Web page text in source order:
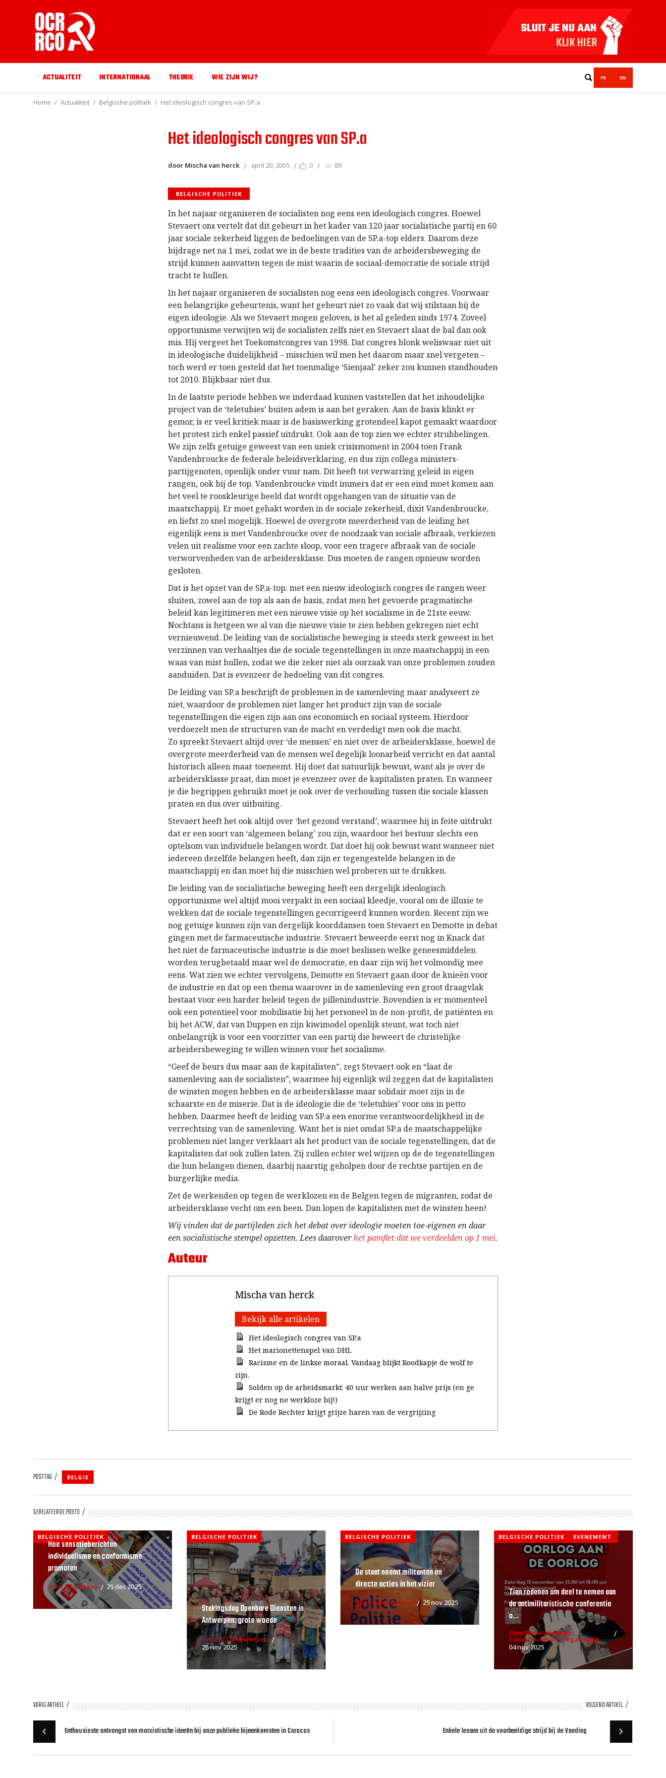
ACTUALITEIT INTERNATIONAAL THEORIE WIE ZIJN WIJ? FR EN
Home Actualiteit Belgische politiek Het ideologisch congres van SP.a
Het ideologisch congres van SP.a
door Mischa van herck april 20, 2005 0 89
BELGISCHE POLITIEK
In het najaar organiseren de socialisten nog eens een ideologisch congres. Hoewel
Stevaert ons vertelt dat dit gebeurt in het kader van 120 jaar socialistische partij en 60
jaar sociale zekerheid liggen de bedoelingen van de SP.a-top elders. Daarom deze
bijdrage net na 1 mei, zodat we in de beste tradities van de arbeidersbeweging de
strijd kunnen aanvatten tegen de mist waarin de sociaal-democratie de sociale strijd
tracht te hullen.
In het najaar organiseren de socialisten nog eens een ideologisch congres. Voorwaar
een belangrijke gebeurtenis, want het gebeurt niet zo vaak dat wij stilstaan bij de
eigen ideologie. Als we Stevaert mogen geloven, is het al geleden sinds 1974. Zoveel
opportunisme verwijten wij de socialisten zelfs niet en Stevaert slaat de bal dan ook
mis. Hij vergeet het Toekomstcongres van 1998. Dat congres blonk weliswaar niet uit
in ideologische duidelijkheid – misschien wil men het daarom maar snel vergeten –
toch werd er toen gesteld dat het toenmalige ‘Sienjaal’ zeker zou kunnen standhouden
tot 2010. Blijkbaar niet dus.
In de laatste periode hebben we inderdaad kunnen vaststellen dat het inhoudelijke
project van de ‘teletubies’ buiten adem is aan het geraken. Aan de basis klinkt er
gemor, is er veel kritiek maar is de basiswerking grotendeel kapot gemaakt waardoor
het protest zich enkel passief uitdrukt. Ook aan de top zien we echter strubbelingen.
We zijn zelfs getuige geweest van een uniek crisismoment in 2004 toen Frank
Vandenbroucke de federale beleidsverklaring, en dus zijn collega ministers-
partijgenoten, openlijk onder vuur nam. Dit heeft tot verwarring geleid in eigen
rangen, ook bij de top. Vandenbroucke vindt immers dat er een eind moet komen aan
het veel te rooskleurige beeld dat wordt opgehangen van de situatie van de
maatschappij. Er moet gehakt worden in de sociale zekerheid, dixit Vandenbroucke,
en liefst zo snel mogelijk. Hoewel de overgrote meerderheid van de leiding het
eigenlijk eens is met Vandenbroucke over de noodzaak van sociale afbraak, verkiezen
velen uit realisme voor een zachte sloop, voor een tragere afbraak van de sociale
verworvenheden van de arbeidersklasse. Dus moeten de rangen opnieuw worden
gesloten.
Dat is het opzet van de SP.a-top: met een nieuw ideologisch congres de rangen weer
sluiten, zowel aan de top als aan de basis, zodat men het gevoerde pragmatische
beleid kan legitimeren met een nieuwe visie op het socialisme in de 21ste eeuw.
Nochtans is hetgeen we al van die nieuwe visie te zien hebben gekregen niet echt
vernieuwend. De leiding van de socialistische beweging is steeds sterk geweest in het
verzinnen van verhaaltjes die de sociale tegenstellingen in onze maatschappij in een
waas van mist hullen, zodat we die zeker niet als oorzaak van onze problemen zouden
aanduiden. Dat is evenzeer de bedoeling van dit congres.
De leiding van SP.a beschrijft de problemen in de samenleving maar analyseert ze
niet, waardoor de problemen niet langer het product zijn van de sociale
tegenstellingen die eigen zijn aan ons economisch en sociaal systeem. Hierdoor
verdoezelt men de structuren van de macht en verdedigt men ook die macht.
Zo spreekt Stevaert altijd over ‘de mensen’ en niet over de arbeidersklasse, hoewel de
overgrote meerderheid van de mensen wel degelijk loonarbeid verricht en dat aantal
historisch alleen maar toeneemt. Hij doet dat natuurlijk bewust, want als je over de
arbeidersklasse praat, dan moet je evenzeer over de kapitalisten praten. En wanneer
je die begrippen gebruikt moet je ook over de verhouding tussen die sociale klassen
praten en dus over uitbuiting.
Stevaert heeft het ook altijd over ‘het gezond verstand’, waarmee hij in feite uitdrukt
dat er een soort van ‘algemeen belang’ zou zijn, waardoor het bestuur slechts een
optelsom van individuele belangen wordt. Dat doet hij ook bewust want wanneer niet
iedereen dezelfde belangen heeft, dan zijn er tegengestelde belangen in de
maatschappij en dan moet hij die misschien wel proberen uit te drukken.
De leiding van de socialistische beweging heeft een dergelijk ideologisch
opportunisme wel altijd mooi verpakt in een sociaal kleedje, vooral om de illusie te
wekken dat de sociale tegenstellingen gecorrigeerd kunnen worden. Recent zijn we
nog getuige kunnen zijn van dergelijk koorddansen toen Stevaert en Demotte in debat
gingen met de farmaceutische industrie. Stevaert beweerde eerst nog in Knack dat
het niet de farmaceutische industrie is die moet beslissen welke geneesmiddelen
worden terugbetaald maar wel de democratie, en daar zijn wij het volmondig mee
eens. Wat zien we echter vervolgens, Demotte en Stevaert gaan door de knieën voor
de industrie en dat op een thema waarover in de samenleving een groot draagvlak
bestaat voor een harder beleid tegen de pillenindustrie. Bovendien is er momenteel
ook een potentieel voor mobilisatie bij het personeel in de non-profit, de patiënten en
bij het ACW, dat van Duppen en zijn kiwimodel openlijk steunt, wat toch niet
onbelangrijk is voor een voorzitter van een partij die beweert de christelijke
arbeidersbeweging te willen winnen voor het socialisme.
“Geef de beurs dus maar aan de kapitalisten”, zegt Stevaert ook en “laat de
samenleving aan de socialisten”, waarmee hij eigenlijk wil zeggen dat de kapitalisten
de winsten mogen hebben en de arbeidersklasse maar solidair moet zijn in de
schaarste en de miserie. Dat is de ideologie die de ‘teletubies’ voor ons in petto
hebben. Daarmee heeft de leiding van SP.a een enorme verantwoordelijkheid in de
verrechtsing van de samenleving. Want het is niet omdat SP.a de maatschappelijke
problemen niet langer verklaart als het product van de sociale tegenstellingen, dat de
kapitalisten dat ook zullen laten. Zij zullen echter wel wijzen op de de tegenstellingen
die hun belangen dienen, daarbij naarstig geholpen door de rechtse partijen en de
burgerlijke media.
Zet de werkenden op tegen de werklozen en de Belgen tegen de migranten, zodat de
arbeidersklasse vecht om een been. Dan lopen de kapitalisten met de winsten heen!
Wij vinden dat de partijleden zich het debat over ideologie moeten toe-eigenen en daar
een socialistische stempel opzetten. Lees daaroverhet pamflet dat we verdeelden op 1 mei.
Auteur
Mischa van herck
Bekijk alle artikelen
Het ideologisch congres van SP.a
Het marionettenspel van DHL
Racisme en de linkse moraal. Vandaag blijkt Roodkapje de wolf te
zijn.
Solden op de arbeidsmarkt: 40 uur werken aan halve prijs (en ge
krijgt er nog ne werkloze bij!)
De Rode Rechter krijgt grijze haren van de vergrijzing
POSTTAG BELGIE
GERELATEERDE POSTS
BELGISCHE POLITIEK
Hoe sensatieberichten
individualisme en conformisme
promoten
door Filip Staes 25 dec 2025
BELGISCHE POLITIEK
Stakingsdag Openbare Diensten in
Antwerpen: grote woede
door RCO Antwerpen
26 nov 2025
BELGISCHE POLITIEK
De staat neemt militanten en
directe acties in het vizier
door Kyle Michiels 25 nov 2025
BELGISCHE POLITIEK ,
EVENEMENT
Tien redenen om deel te nemen aan
de antimilitaristische conferentie
o...
door Revolutionnair
Communistische Organisatie
04 nov 2025
VORIG ARTIKEL VOLGEND ARTIKEL
Enthousiaste ontvangst van marxistische ideeën bij onze publieke bijeenkomsten in Caracas Enkele lessen uit de voorbeeldige strijd bij de Voeding